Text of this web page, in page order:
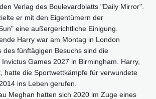
Verlag des Boulevardblatts "Daily Mirror".
er mit den Eigentümern der
eine außergerichtliche Einigung.
Harry war am Montag in London
des fünftägigen Besuchs sind die
Games 2027 in Birmingham. Harry,
hatte die Sportwettkämpfe für verwundete
ins Leben gerufen.
Meghan hatten sich 2020 im Zuge eines